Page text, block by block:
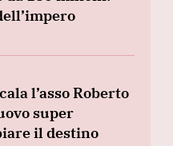
l’asso Roberto
super
il destino